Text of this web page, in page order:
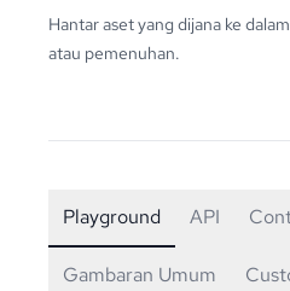
Hantar aset yang dijana ke
atau pemenuhan.
Playground API
Gambaran Umum